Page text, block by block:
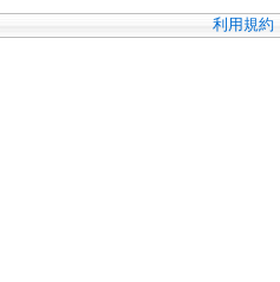
利用規約